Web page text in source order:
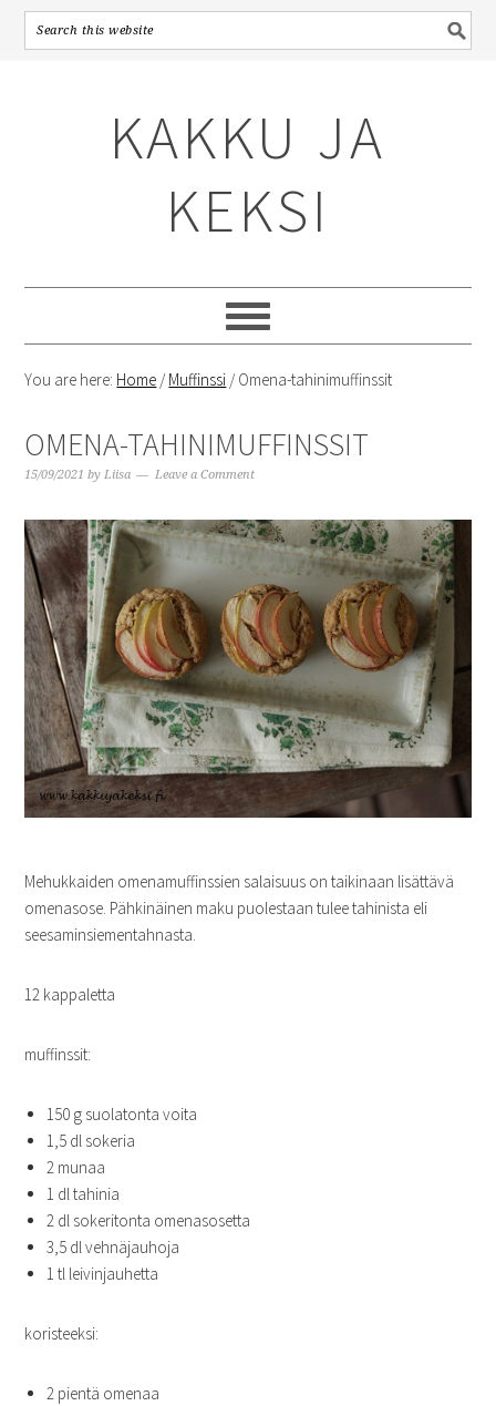
KAKKU JA
KEKSI
You are here: Home /Muffinssi /Omena-tahinimuffinssit
OMENA-TAHINIMUFFINSSIT
15/09/2021 byLiisa Leave a Comment
Mehukkaiden omenamuffinssien salaisuus on taikinaan lisättävä
omenasose. Pähkinäinen maku puolestaan tulee tahinista eli
seesaminsiementahnasta.
12 kappaletta
muffinssit:
150 g suolatonta voita
1,5 dl sokeria
2 munaa
1 dl tahinia
2 dl sokeritonta omenasosetta
3,5 dl vehnäjauhoja
1 tl leivinjauhetta
koristeeksi:
2 pientä omenaa